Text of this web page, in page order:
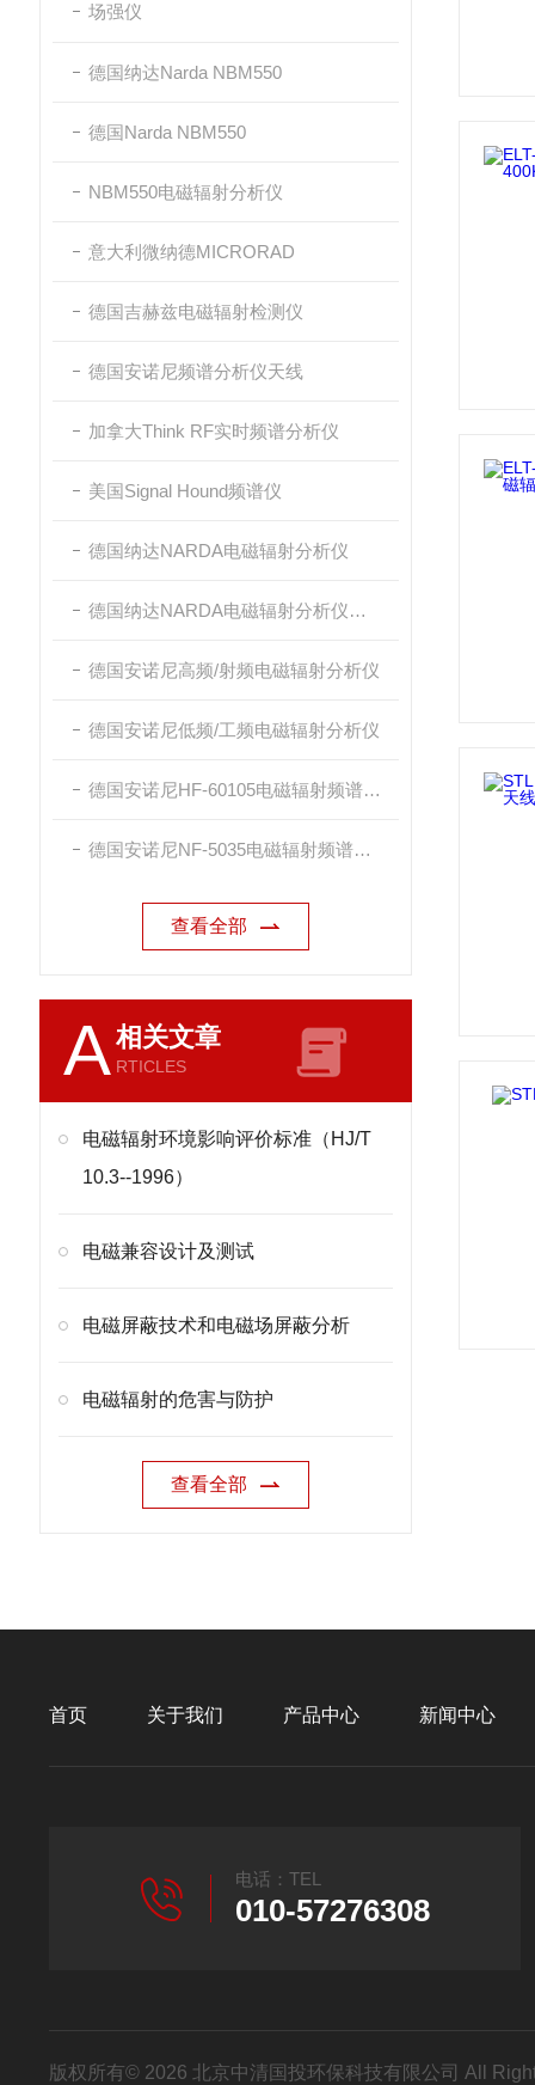
场强仪
德国纳达Narda NBM550
德国Narda NBM550
NBM550电磁辐射分析仪
意大利微纳德MICRORAD
德国吉赫兹电磁辐射检测仪
德国安诺尼频谱分析仪天线
加拿大Think RF实时频谱分析仪
美国Signal Hound频谱仪
德国纳达NARDA电磁辐射分析仪
德国纳达NARDA电磁辐射分析仪探头
德国安诺尼高频/射频电磁辐射分析仪
德国安诺尼低频/工频电磁辐射分析仪
德国安诺尼HF-60105电磁辐射频谱分析仪
德国安诺尼NF-5035电磁辐射频谱分析仪
查看全部
A相关文章
RTICLES
电磁辐射环境影响评价标准（HJ/T
10.3--1996）
电磁兼容设计及测试
电磁屏蔽技术和电磁场屏蔽分析
电磁辐射的危害与防护
查看全部
首页 关于我们 产品中心 新闻中心
电话：TEL
010-57276308
版权所有© 2026 北京中清国投环保科技有限公司 All